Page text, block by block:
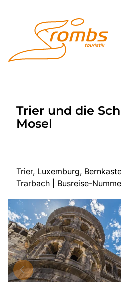
Highlights
Service
Mehrtagesreisen
Tagesreisen
Bus anmieten
Rombs Touristik
Kontakt & Info
Trier und die
Mosel
Trier, Luxemburg,
Trarbach | Busreise-